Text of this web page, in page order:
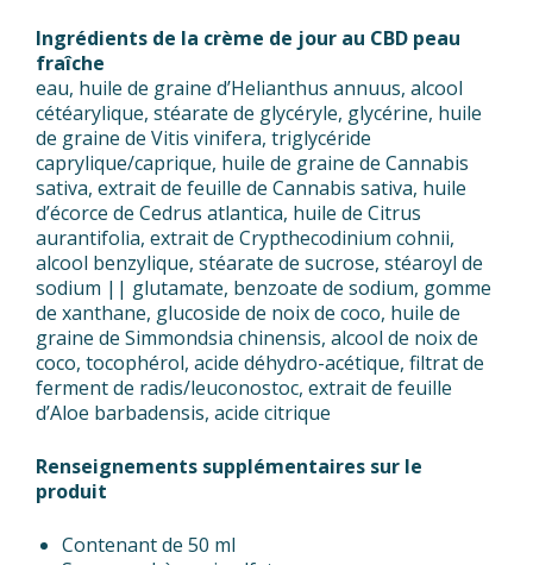
Ingrédients de la crème de jour au CBD peau
fraîche
eau, huile de graine d’Helianthus annuus, alcool
cétéarylique, stéarate de glycéryle, glycérine, huile
de graine de Vitis vinifera, triglycéride
caprylique/caprique, huile de graine de Cannabis
sativa, extrait de feuille de Cannabis sativa, huile
d’écorce de Cedrus atlantica, huile de Citrus
aurantifolia, extrait de Crypthecodinium cohnii,
alcool benzylique, stéarate de sucrose, stéaroyl de
sodium || glutamate, benzoate de sodium, gomme
de xanthane, glucoside de noix de coco, huile de
graine de Simmondsia chinensis, alcool de noix de
coco, tocophérol, acide déhydro-acétique, filtrat de
ferment de radis/leuconostoc, extrait de feuille
d’Aloe barbadensis, acide citrique
Renseignements supplémentaires sur le
produit
Contenant de 50 ml